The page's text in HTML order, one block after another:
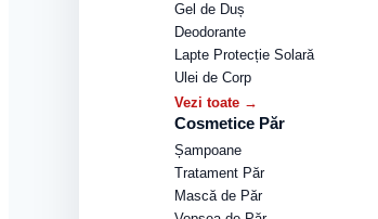
Gel de Duș
Deodorante
Lapte Protecție Solară
Ulei de Corp
Vezi toate →
Cosmetice Păr
Șampoane
Tratament Păr
Mască de Păr